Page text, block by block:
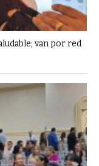
van por red